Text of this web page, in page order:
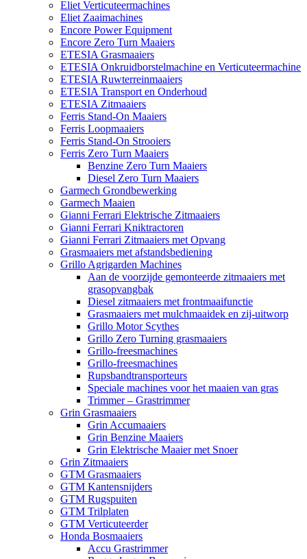
Eliet Verticuteermachines
Eliet Zaaimachines
Encore Power Equipment
Encore Zero Turn Maaiers
ETESIA Grasmaaiers
ETESIA Onkruidborstelmachine en Verticuteermachine
ETESIA Ruwterreinmaaiers
ETESIA Transport en Onderhoud
ETESIA Zitmaaiers
Ferris Stand-On Maaiers
Ferris Loopmaaiers
Ferris Stand-On Strooiers
Ferris Zero Turn Maaiers
Benzine Zero Turn Maaiers
Diesel Zero Turn Maaiers
Garmech Grondbewerking
Garmech Maaien
Gianni Ferrari Elektrische Zitmaaiers
Gianni Ferrari Kniktractoren
Gianni Ferrari Zitmaaiers met Opvang
Grasmaaiers met afstandsbediening
Grillo Agrigarden Machines
Aan de voorzijde gemonteerde zitmaaiers met
grasopvangbak
Diesel zitmaaiers met frontmaaifunctie
Grasmaaiers met mulchmaaidek en zij-uitworp
Grillo Motor Scythes
Grillo Zero Turning grasmaaiers
Grillo-freesmachines
Grillo-freesmachines
Rupsbandtransporteurs
Speciale machines voor het maaien van gras
Trimmer – Grastrimmer
Grin Grasmaaiers
Grin Accumaaiers
Grin Benzine Maaiers
Grin Elektrische Maaier met Snoer
Grin Zitmaaiers
GTM Grasmaaiers
GTM Kantensnijders
GTM Rugspuiten
GTM Trilplaten
GTM Verticuteerder
Honda Bosmaaiers
Accu Grastrimmer